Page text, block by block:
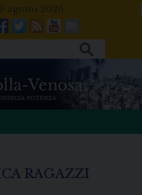
agosto 2026
Facebook
Twitter
FeedsYoutube
Mail
RAGAZZI